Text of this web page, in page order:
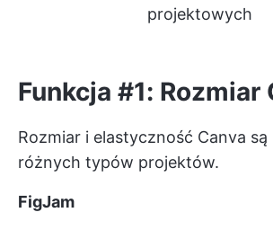
projektowych
Funkcja #1: Rozmiar
Rozmiar i elastyczność Canva
różnych typów projektów.
FigJam